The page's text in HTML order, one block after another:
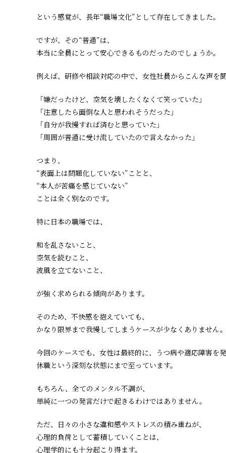
という感覚が、長年“職場文化”として存在してきました。
ですが、その“普通”は、
本当に全員にとって安心できるものだったのでしょうか。
例えば、研修や相談対応の中で、女性社員からこんな声を
「嫌だったけど、空気を壊したくなくて笑っていた」
「注意したら面倒な人と思われそうだった」
「自分が我慢すれば済むと思っていた」
「周囲が普通に受け流していたので言えなかった」
つまり、
“表面上は問題化していない”ことと、
“本人が苦痛を感じていない”
ことは全く別なのです。
特に日本の職場では、
和を乱さないこと、
空気を読むこと、
波風を立てないこと、
が強く求められる傾向があります。
そのため、不快感を抱えていても、
かなり限界まで我慢してしまうケースが少なくありません。
今回のケースでも、女性は最終的に、うつ病や適応障害を発
休職という深刻な状態にまで至っています。
もちろん、全てのメンタル不調が、
単純に一つの発言だけで起きるわけではありません。
ただ、日々の小さな違和感やストレスの積み重ねが、
心理的負荷として蓄積していくことは、
心理学的にも十分起こり得ます。